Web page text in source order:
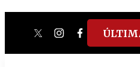
twitterinstagram
facebook
tiktok